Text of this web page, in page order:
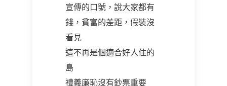
宣傳的口號，說大家都有
錢，貧富的差距，假裝沒
看見
這不再是個適合好人住的
島
禮義廉恥沒有鈔票重要